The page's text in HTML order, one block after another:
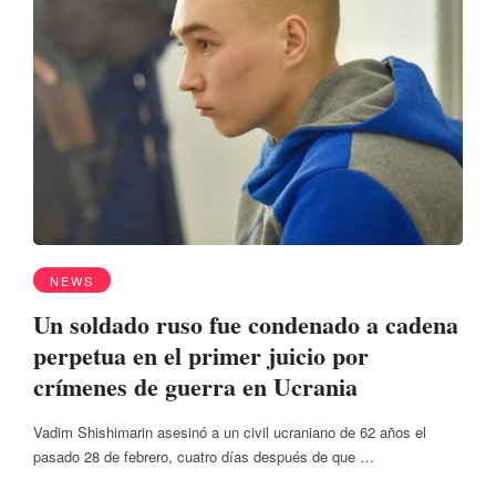
NEWS
Un soldado ruso fue condenado a cadena
perpetua en el primer juicio por
crímenes de guerra en Ucrania
Vadim Shishimarin asesinó a un civil ucraniano de 62 años el
pasado 28 de febrero, cuatro días después de que …